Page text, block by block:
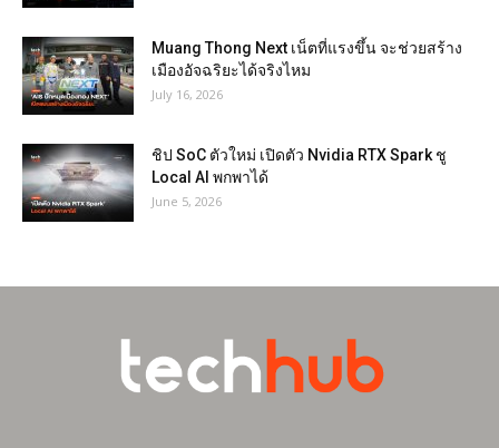
Muang Thong Next เน็ตที่แรงขึ้น จะช่วยสร้าง
เมืองอัจฉริยะได้จริงไหม
July 16, 2026
ชิป SoC ตัวใหม่ เปิดตัว Nvidia RTX Spark ชู
Local AI พกพาได้
June 5, 2026